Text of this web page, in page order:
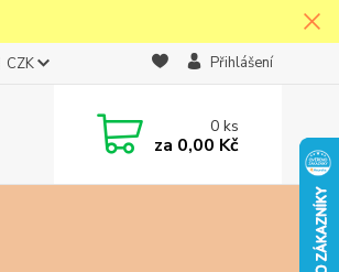
CZK Přihlášení
0ks
za 0,00 Kč